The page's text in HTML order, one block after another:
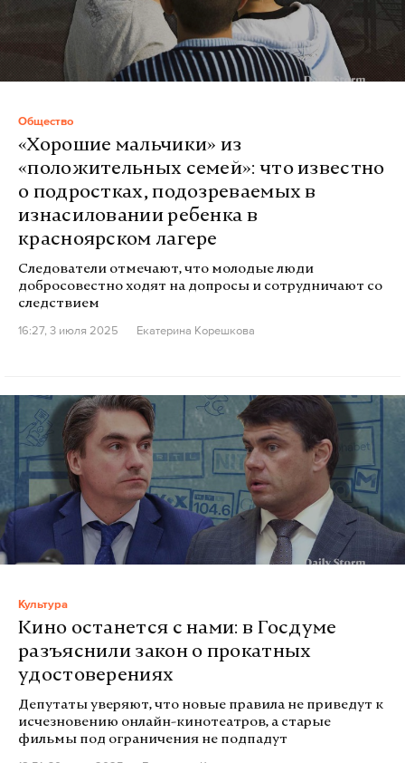
Общество
«Хорошие мальчики» из
«положительных семей»: что известно
о подростках, подозреваемых в
изнасиловании ребенка в
красноярском лагере
Следователи отмечают, что молодые люди
добросовестно ходят на допросы и сотрудничают со
следствием
16:27, 3 июля 2025
Екатерина Корешкова
Культура
Кино останется с нами: в Госдуме
разъяснили закон о прокатных
удостоверениях
Депутаты уверяют, что новые правила не приведут к
исчезновению онлайн-кинотеатров, а старые
фильмы под ограничения не подпадут